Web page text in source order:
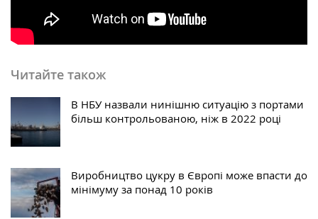
Читайте також
В НБУ назвали нинішню ситуацію з портами
більш контрольованою, ніж в 2022 році
Виробництво цукру в Європі може впасти до
мінімуму за понад 10 років